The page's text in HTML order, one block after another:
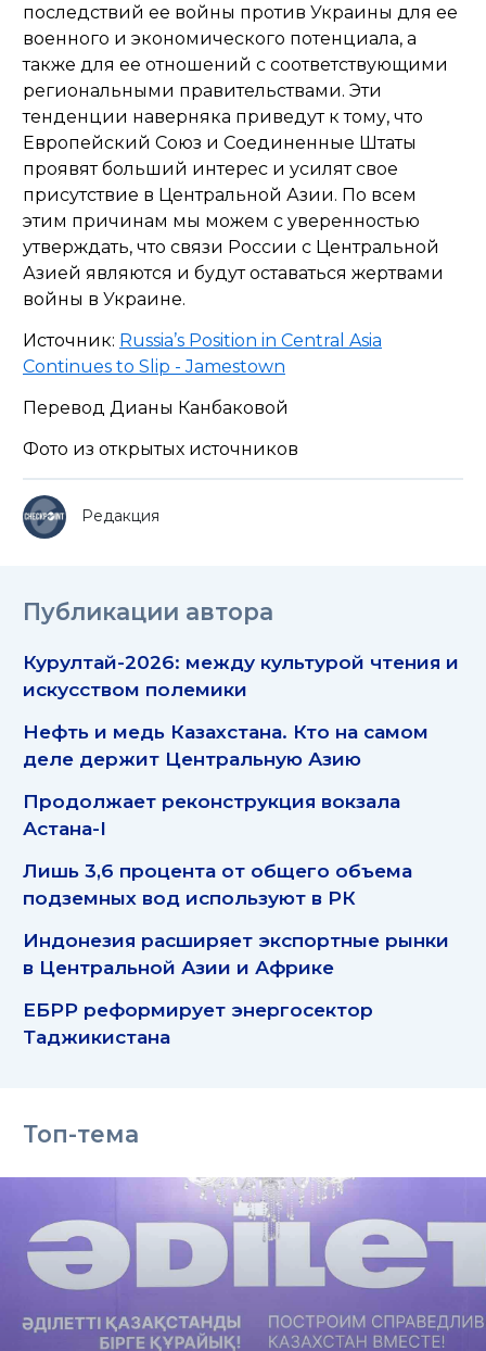
последствий ее войны против Украины для ее
военного и экономического потенциала, а
также для ее отношений с соответствующими
региональными правительствами. Эти
тенденции наверняка приведут к тому, что
Европейский Союз и Соединенные Штаты
проявят больший интерес и усилят свое
присутствие в Центральной Азии. По всем
этим причинам мы можем с уверенностью
утверждать, что связи России с Центральной
Азией являются и будут оставаться жертвами
войны в Украине.
Источник: Russia’s Position in Central Asia
Continues to Slip - Jamestown
Перевод Дианы Канбаковой
Фото из открытых источников
Редакция
Публикации автора
Курултай-2026: между культурой чтения и
искусством полемики
Нефть и медь Казахстана. Кто на самом
деле держит Центральную Азию
Продолжает реконструкция вокзала
Астана-I
Лишь 3,6 процента от общего объема
подземных вод используют в РК
Индонезия расширяет экспортные рынки
в Центральной Азии и Африке
ЕБРР реформирует энергосектор
Таджикистана
Топ-тема